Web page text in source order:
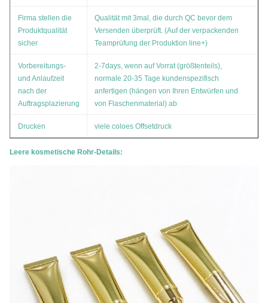
Firma stellen die
Produktqualität
sicher
Qualität mit 3mal, die durch QC bevor dem
Versenden überprüft. (Auf der verpackenden
Teamprüfung der Produktion line+)
Vorbereitungs-
und Anlaufzeit
nach der
Auftragsplazierung
2-7days, wenn auf Vorrat (größtenteils),
normale 20-35 Tage kundenspezifisch
anfertigen (hängen von Ihren Entwürfen und
von Flaschenmaterial) ab
Drucken viele coloes Offsetdruck
Leere kosmetische Rohr-Details: